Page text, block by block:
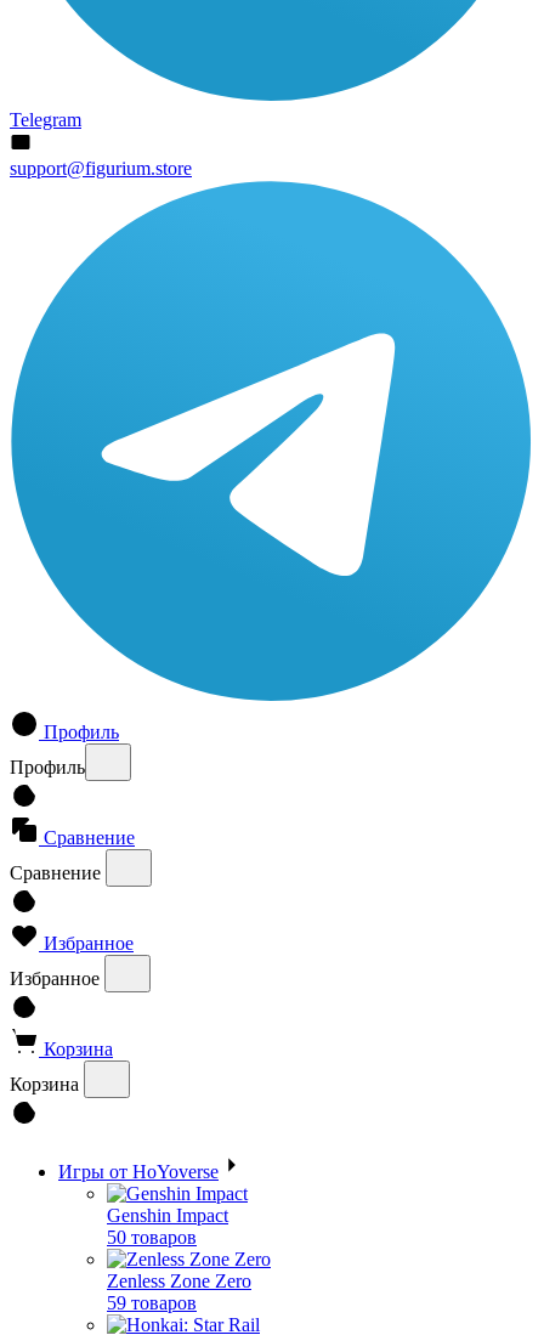
Telegram
support@figurium.store
Профиль
Профиль
Сравнение
Сравнение
Избранное
Избранное
Корзина
Корзина
Игры от HoYoverse
Genshin Impact
50 товаров
Zenless Zone Zero
59 товаров